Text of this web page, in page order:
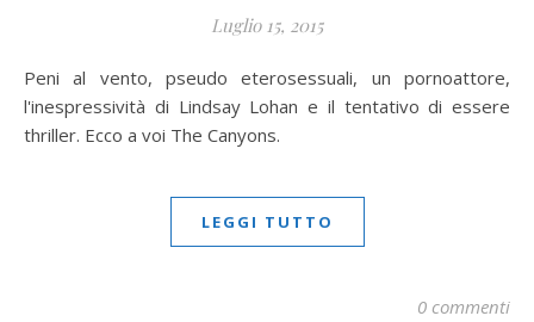
Luglio 15, 2015
Peni al vento, pseudo eterosessuali, un pornoattore,
l'inespressività di Lindsay Lohan e il tentativo di essere
thriller. Ecco a voi The Canyons.
LEGGI TUTTO
0 commenti